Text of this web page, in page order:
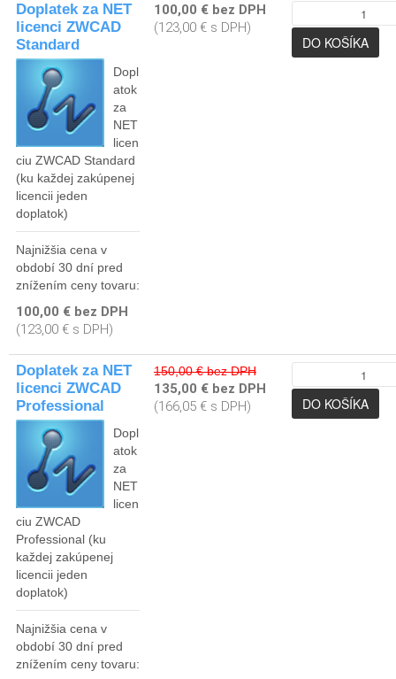
Doplatek za NET
licenci ZWCAD
Standard
Dopl
atok
za
NET
licen
ciu ZWCAD Standard
(ku každej zakúpenej
licencii jeden
doplatok)
Najnižšia cena v
období 30 dní pred
znížením ceny tovaru:
100,00 € bez DPH
(123,00 € s DPH)
100,00 € bez DPH
(123,00 € s DPH)
Doplatek za NET
licenci ZWCAD
Professional
Dopl
atok
za
NET
licen
ciu ZWCAD
Professional (ku
každej zakúpenej
licencii jeden
doplatok)
Najnižšia cena v
období 30 dní pred
znížením ceny tovaru:
150,00 € bez DPH
135,00 € bez DPH
(166,05 € s DPH)